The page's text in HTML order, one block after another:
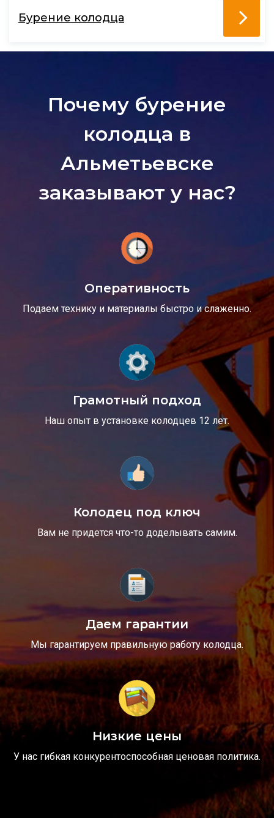
Бурение колодца
Почему бурение
колодца в
Альметьевске
заказывают у нас?
Оперативность
Подаем технику и материалы быстро и слаженно.
Грамотный подход
Наш опыт в установке колодцев 12 лет.
Колодец под ключ
Вам не придется что-то доделывать самим.
Даем гарантии
Мы гарантируем правильную работу колодца.
Низкие цены
У нас гибкая конкурентоспособная ценовая политика.